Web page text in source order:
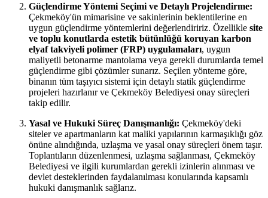
Güçlendirme Yöntemi Seçimi ve Detaylı Projelendirme:
Çekmeköy'ün mimarisine ve sakinlerinin beklentilerine en
uygun güçlendirme yöntemlerini değerlendiririz. Özellikle site
ve toplu konutlarda estetik bütünlüğü koruyan karbon
elyaf takviyeli polimer (FRP) uygulamaları, uygun
maliyetli betonarme mantolama veya gerekli durumlarda temel
güçlendirme gibi çözümler sunarız. Seçilen yönteme göre,
binanın tüm taşıyıcı sistemi için detaylı statik güçlendirme
projeleri hazırlanır ve Çekmeköy Belediyesi onay süreçleri
takip edilir.
Yasal ve Hukuki Süreç Danışmanlığı: Çekmeköy'deki
siteler ve apartmanların kat maliki yapılarının karmaşıklığı göz
önüne alındığında, uzlaşma ve yasal onay süreçleri önem taşır.
Toplantıların düzenlenmesi, uzlaşma sağlanması, Çekmeköy
Belediyesi ve ilgili kurumlardan gerekli izinlerin alınması ve
devlet desteklerinden faydalanılması konularında kapsamlı
hukuki danışmanlık sağlarız.